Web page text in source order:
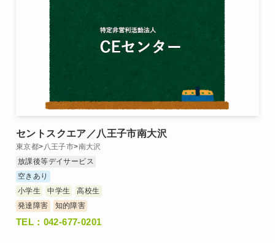
セントスクエア／八王子市南大沢
東京都>八王子市>南大沢
放課後等デイサービス
空きあり
小学生
中学生
高校生
発達障害
知的障害
TEL：042-677-0201